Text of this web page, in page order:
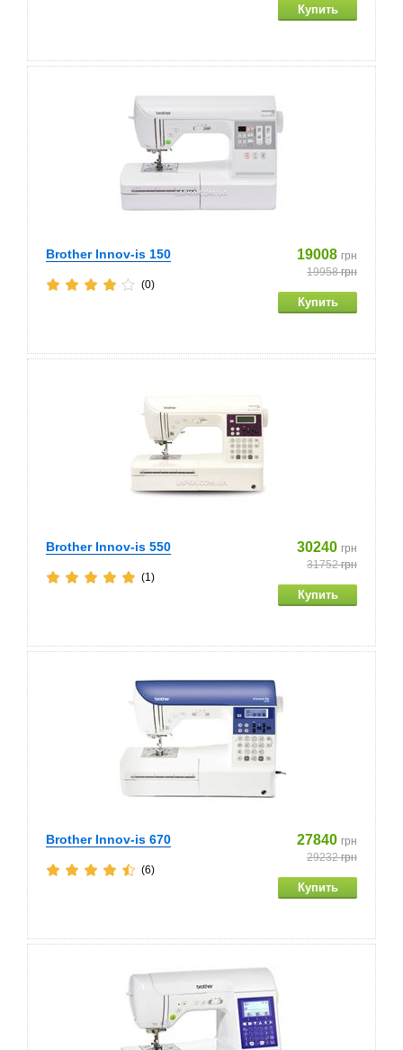
Brother Innov-is 150 19008 грн
19958грн
(0)
Brother Innov-is 550 30240 грн
31752грн
(1)
Brother Innov-is 670 27840 грн
29232грн
(6)